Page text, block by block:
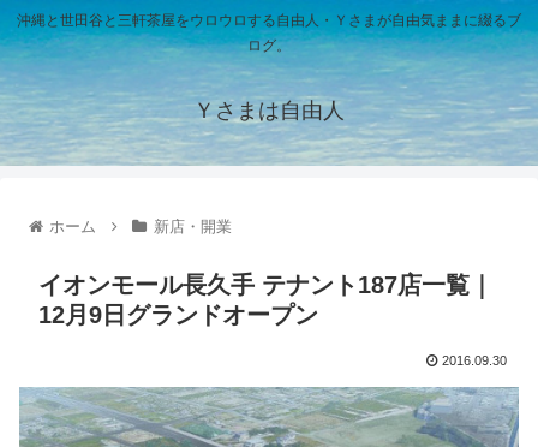
沖縄と世田谷と三軒茶屋をウロウロする自由人・Ｙさまが自由気ままに綴るブ
ログ。
Ｙさまは自由人
ホーム 新店・開業
イオンモール長久手 テナント187店一覧｜
12月9日グランドオープン
2016.09.30